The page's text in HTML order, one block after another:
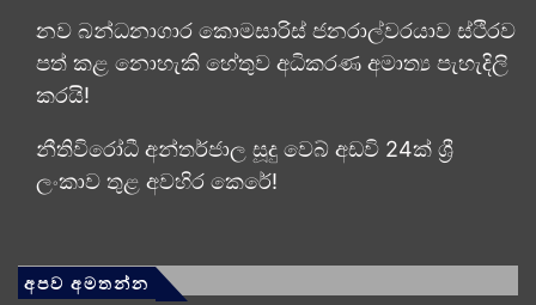
නව බන්ධනාගාර කොමසාරිස් ජනරාල්වරයාව ස්ථිරව
පත් කළ නොහැකි හේතුව අධිකරණ අමාත්‍ය පැහැදිලි
කරයි!
නීතිවිරෝධී අන්තර්ජාල සූදු වෙබ් අඩවි 24ක් ශ්‍රී
ලංකාව තුළ අවහිර කෙරේ!
අපව අමතන්න